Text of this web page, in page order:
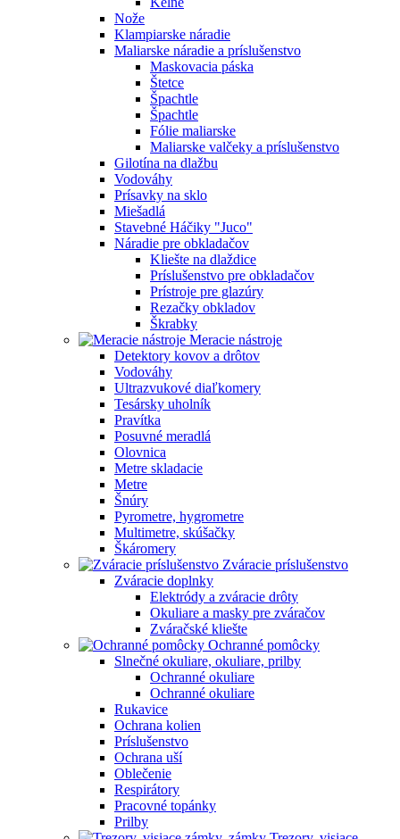
Nože
Klampiarske náradie
Maliarske náradie a príslušenstvo
Maskovacia páska
Štetce
Špachtle
Špachtle
Fólie maliarske
Maliarske valčeky a príslušenstvo
Gilotína na dlažbu
Vodováhy
Prísavky na sklo
Miešadlá
Stavebné Háčiky "Juco"
Náradie pre obkladačov
Kliešte na dlaždice
Príslušenstvo pre obkladačov
Prístroje pre glazúry
Rezačky obkladov
Škrabky
Meracie nástroje
Detektory kovov a drôtov
Vodováhy
Ultrazvukové diaľkomery
Tesársky uholník
Pravítka
Posuvné meradlá
Olovnica
Metre skladacie
Metre
Šnúry
Pyrometre, hygrometre
Multimetre, skúšačky
Škáromery
Zváracie príslušenstvo
Zváracie doplnky
Elektródy a zváracie drôty
Okuliare a masky pre zváračov
Zváračské kliešte
Ochranné pomôcky
Slnečné okuliare, okuliare, prilby
Ochranné okuliare
Ochranné okuliare
Rukavice
Ochrana kolien
Príslušenstvo
Ochrana uší
Oblečenie
Respirátory
Pracovné topánky
Prilby